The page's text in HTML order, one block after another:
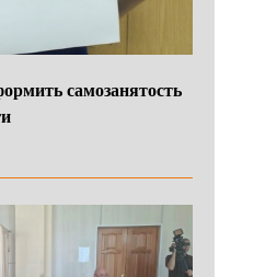
самозанятость